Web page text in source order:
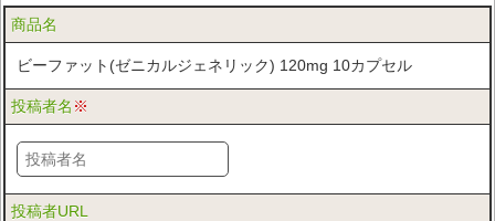
商品名
ビーファット(ゼニカルジェネリック) 120mg 10カプセル
投稿者名 ※
投稿者URL